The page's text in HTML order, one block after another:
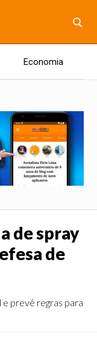
Economia
de spray
de
e prevê regras para